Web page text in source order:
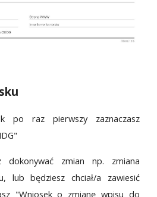
po raz pierwszy zaznaczasz
dokonywać zmian np. zmiana
lub będziesz chciał/a zawiesić
"Wniosek o zmianę wpisu do